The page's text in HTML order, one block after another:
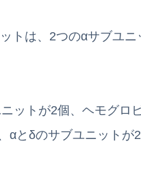
トは、2つのαサブユニ
ットが2個、ヘモグロ
αとδのサブユニットが